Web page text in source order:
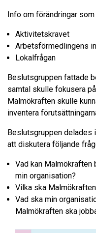
Info om förändringar
Aktivitetskravet
Arbetsförmedlingens
Lokalfrågan
Beslutsgruppen fattade
samtal skulle fokusera
Malmökraften skulle
inventera
Beslutsgruppen delades
att diskutera följande
Vad kan Malmökraften
min organisation?
Vilka ska
Vad ska min
Malmökraften ska